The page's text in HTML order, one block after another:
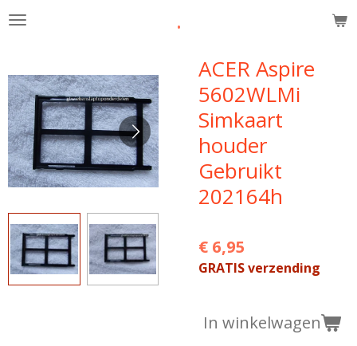
Ga
de
hoofdinhoud
.
ACER Aspire
5602WLMi
Simkaart
houder
Gebruikt
202164h
€ 6,95
GRATIS verzending
In winkelwagen